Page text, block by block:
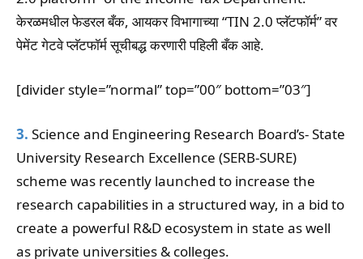
केरळमधील फेडरल बँक, आयकर विभागाच्या “TIN 2.0 प्लॅटफॉर्म” वर
पेमेंट गेटवे प्लॅटफॉर्म सूचीबद्ध करणारी पहिली बँक आहे.
[divider style=”normal” top=”00″ bottom=”03″]
3. Science and Engineering Research Board’s- State
University Research Excellence (SERB-SURE)
scheme was recently launched to increase the
research capabilities in a structured way, in a bid to
create a powerful R&D ecosystem in state as well
as private universities & colleges.